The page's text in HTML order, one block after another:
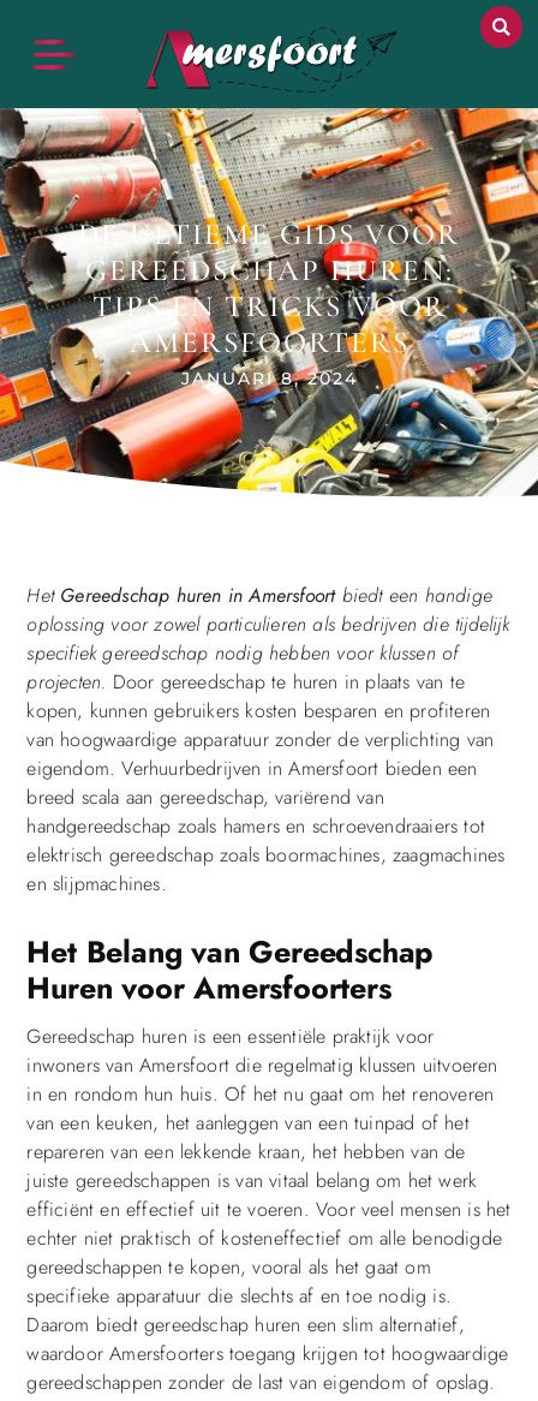
DE ULTIEME GIDS VOOR
GEREEDSCHAP HUREN:
TIPS EN TRICKS VOOR
AMERSFOORTERS
JANUARI 8, 2024
Het Gereedschap huren in Amersfoortbiedt een handige
oplossing voor zowel particulieren als bedrijven die tijdelijk
specifiek gereedschap nodig hebben voor klussen of
projecten. Door gereedschap te huren in plaats van te
kopen, kunnen gebruikers kosten besparen en profiteren
van hoogwaardige apparatuur zonder de verplichting van
eigendom. Verhuurbedrijven in Amersfoort bieden een
breed scala aan gereedschap, variërend van
handgereedschap zoals hamers en schroevendraaiers tot
elektrisch gereedschap zoals boormachines, zaagmachines
en slijpmachines.
Het Belang van Gereedschap
Huren voor Amersfoorters
Gereedschap huren is een essentiële praktijk voor
inwoners van Amersfoort die regelmatig klussen uitvoeren
in en rondom hun huis. Of het nu gaat om het renoveren
van een keuken, het aanleggen van een tuinpad of het
repareren van een lekkende kraan, het hebben van de
juiste gereedschappen is van vitaal belang om het werk
efficiënt en effectief uit te voeren. Voor veel mensen is het
echter niet praktisch of kosteneffectief om alle benodigde
gereedschappen te kopen, vooral als het gaat om
specifieke apparatuur die slechts af en toe nodig is.
Daarom biedt gereedschap huren een slim alternatief,
waardoor Amersfoorters toegang krijgen tot hoogwaardige
gereedschappen zonder de last van eigendom of opslag.